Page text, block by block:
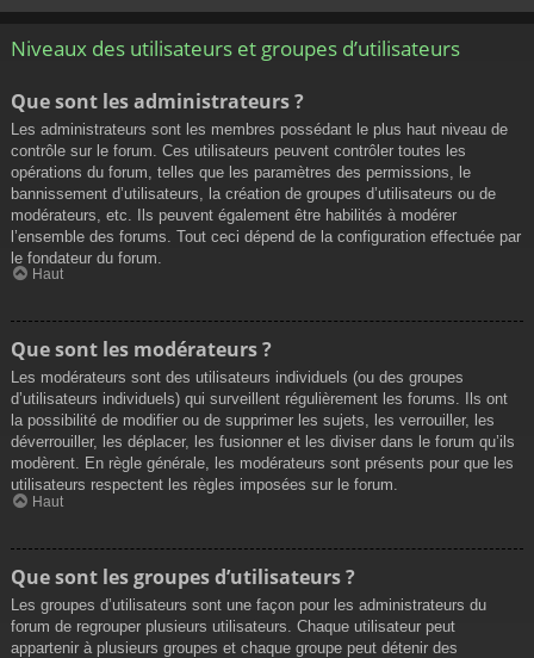
Niveaux des utilisateurs et groupes d’utilisateurs
Que sont les administrateurs ?
Les administrateurs sont les membres possédant le plus haut niveau de
contrôle sur le forum. Ces utilisateurs peuvent contrôler toutes les
opérations du forum, telles que les paramètres des permissions, le
bannissement d’utilisateurs, la création de groupes d’utilisateurs ou de
modérateurs, etc. Ils peuvent également être habilités à modérer
l’ensemble des forums. Tout ceci dépend de la configuration effectuée par
le fondateur du forum.
Haut
Que sont les modérateurs ?
Les modérateurs sont des utilisateurs individuels (ou des groupes
d’utilisateurs individuels) qui surveillent régulièrement les forums. Ils ont
la possibilité de modifier ou de supprimer les sujets, les verrouiller, les
déverrouiller, les déplacer, les fusionner et les diviser dans le forum qu’ils
modèrent. En règle générale, les modérateurs sont présents pour que les
utilisateurs respectent les règles imposées sur le forum.
Haut
Que sont les groupes d’utilisateurs ?
Les groupes d’utilisateurs sont une façon pour les administrateurs du
forum de regrouper plusieurs utilisateurs. Chaque utilisateur peut
appartenir à plusieurs groupes et chaque groupe peut détenir des